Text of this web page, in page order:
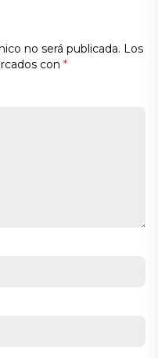
no será publicada. Los
con *